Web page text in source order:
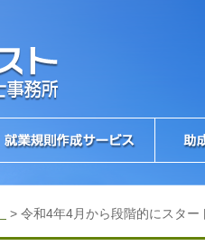
> 令和4年4月から段階的にスタ